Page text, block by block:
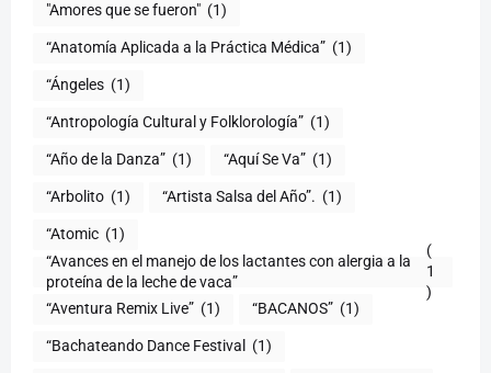
"Amores que se fueron" (1)
“Anatomía Aplicada a la Práctica Médica” (1)
“Ángeles (1)
“Antropología Cultural y Folklorología” (1)
“Año de la Danza” (1) “Aquí Se Va” (1)
“Arbolito (1) “Artista Salsa del Año”. (1)
“Atomic (1)
“Avances en el manejo de los lactantes con alergia a la
proteína de la leche de vaca”
(
1
)
“Aventura Remix Live” (1) “BACANOS” (1)
“Bachateando Dance Festival (1)